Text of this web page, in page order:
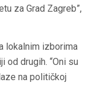
za Grad Zagreb”,
lokalnim izborima
od drugih. “Oni su
na političkoj